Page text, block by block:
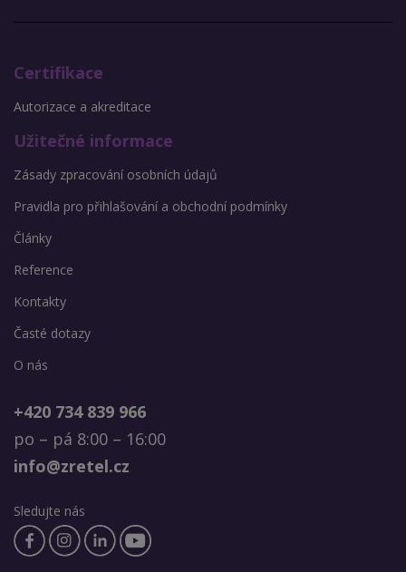
Certifikace
Autorizace a akreditace
Užitečné informace
Zásady zpracování osobních údajů
Pravidla pro přihlašování a obchodní podmínky
Články
Reference
Kontakty
Časté dotazy
O nás
+420 734 839 966
po – pá 8:00 – 16:00
info@zretel.cz
Sledujte nás